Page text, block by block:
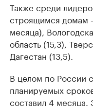
Также среди
строящимся домам
месяца),
область (15,3),
Дагестан (13,5).
В целом по России
планируемых
составил 4 месяца.